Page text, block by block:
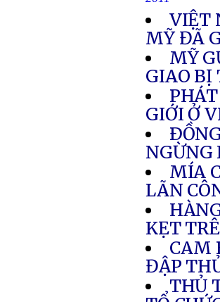
VIỆT
MỸ ĐÃ
MỸ
GIAO BỊ
GIỚI Ở
NGỪNG
MÍA
LÃN
KẸT
CAM
ĐẬP
THỦ